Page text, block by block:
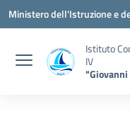
Vai ai contenuti
Vai al menu di navigazione
Vai al footer
Ministero dell'Istruzione e
Istituto
IV
"Giovanni